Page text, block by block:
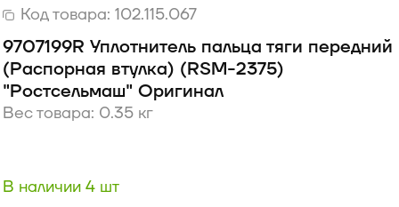
Код товара: 102.115.067
9707199R Уплотнитель пальца тяги передний
(Распорная втулка) (RSM-2375)
"Ростсельмаш" Оригинал
Вес товара: 0.35 кг
В наличии 4 шт